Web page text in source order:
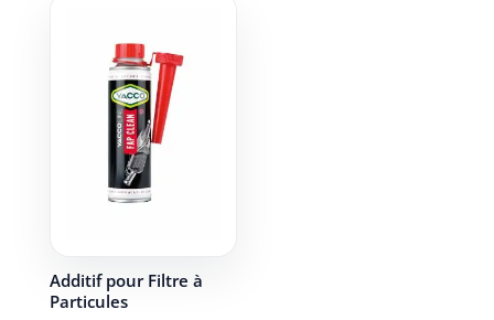
Additif pour Filtre à
Particules